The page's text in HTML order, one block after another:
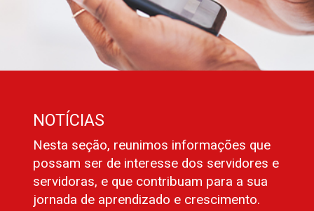
NOTÍCIAS
Nesta seção, reunimos informações que
possam ser de interesse dos servidores e
servidoras, e que contribuam para a sua
jornada de aprendizado e crescimento.